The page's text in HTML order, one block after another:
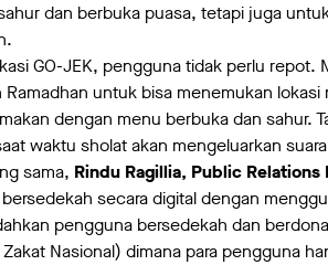
dan berbuka puasa, tetapi juga
GO-JEK, pengguna tidak perlu
untuk bisa menemukan
dengan menu berbuka dan sahur.
waktu sholat akan mengeluarkan
sama, Rindu Ragillia, Public Relations
secara digital dengan
pengguna bersedekah dan
Zakat Nasional) dimana para pengguna